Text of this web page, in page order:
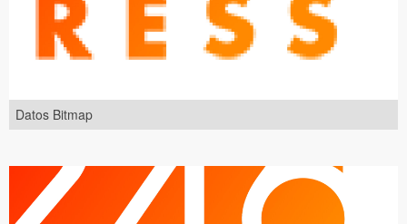
Datos Bitmap